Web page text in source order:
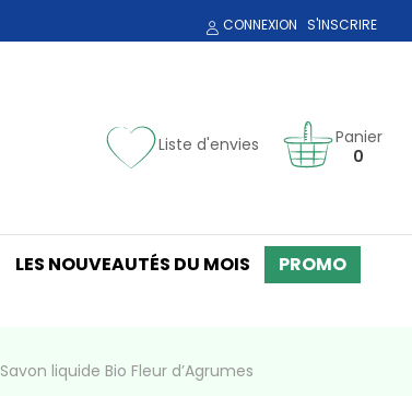
CONNEXION S'INSCRIRE
Liste d'envies
Panier
0
LES NOUVEAUTÉS DU MOIS PROMO
Savon liquide Bio Fleur d’Agrumes